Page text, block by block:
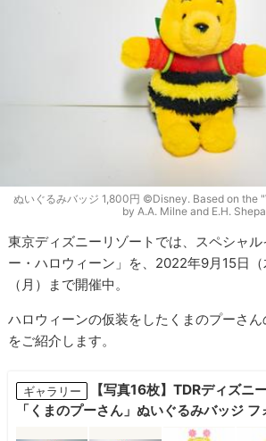
ぬいぐるみバッジ 1,800円 ©Disney. Based on the
by A.A. Milne and E.H.
東京ディズニーリゾートでは、スペシャ
ー・ハロウィーン」を、2022年9月15日
（月）まで開催中。
ハロウィーンの仮装をしたくまのプーさ
をご紹介します。
ギャラリー
【写真16枚】TDRディズニ
「くまのプーさん」ぬいぐるみバッジ